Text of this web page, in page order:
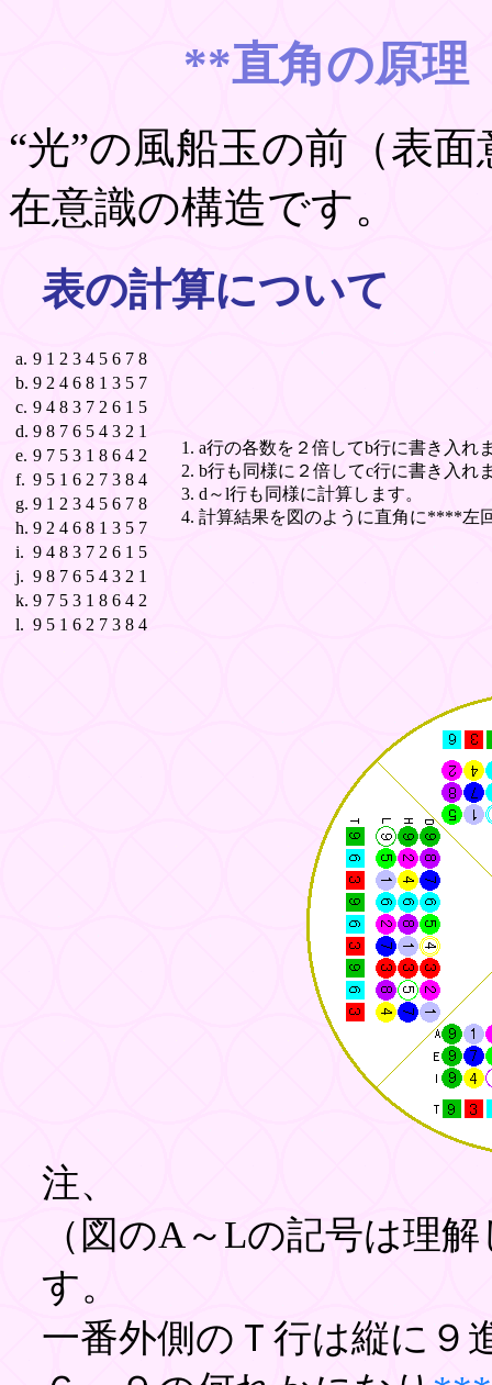
**直角の原理
“光”の風船玉の前（表
在意識の構造です。
表の計算について
a. 9 1 2 3 4 5 6 7 8
b. 9 2 4 6 8 1 3 5 7
c. 9 4 8 3 7 2 6 1 5
d. 9 8 7 6 5 4 3 2 1
e. 9 7 5 3 1 8 6 4 2
f. 9 5 1 6 2 7 3 8 4
g. 9 1 2 3 4 5 6 7 8
h. 9 2 4 6 8 1 3 5 7
i. 9 4 8 3 7 2 6 1 5
j. 9 8 7 6 5 4 3 2 1
k. 9 7 5 3 1 8 6 4 2
l. 9 5 1 6 2 7 3 8 4
a行の各数を２倍してb行に書き入れ
b行も同様に２倍してc行に書き入れ
d～l行も同様に計算します。
計算結果を図のように直角に****左
注、
（図のA～Lの記号は理
す。
一番外側のＴ行は縦に９